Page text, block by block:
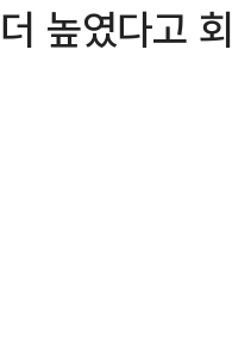
더 높였다고